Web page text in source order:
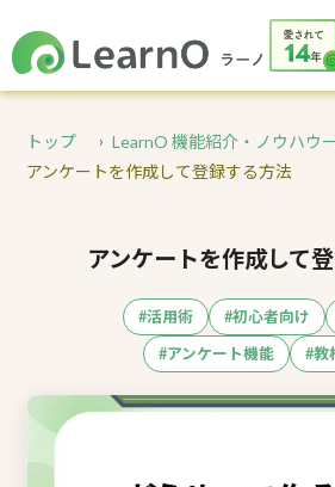
トップ
LearnO 機能紹介・ノウハウ
アンケートを作成して登録する方法
アンケートを作成して
#活用術 #初心者向け
#アンケート機能
#教